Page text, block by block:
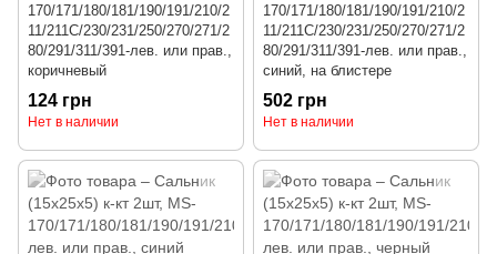
170/171/180/181/190/191/210/2
11/211C/230/231/250/270/271/2
80/291/311/391-лев. или прав.,
коричневый
124 грн
Нет в наличии
170/171/180/181/190/191/210/2
11/211C/230/231/250/270/271/2
80/291/311/391-лев. или прав.,
синий, на блистере
502 грн
Нет в наличии